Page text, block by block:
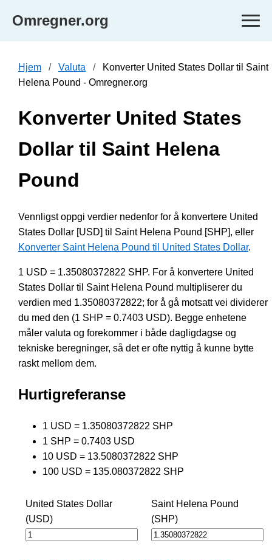
Omregner.org
Hjem Valuta
Konverter United States Dollar til Saint
Helena Pound - Omregner.org
Konverter United States
Dollar til Saint Helena
Pound
Vennligst oppgi verdier nedenfor for å konvertere United
States Dollar [USD] til Saint Helena Pound [SHP], eller
Konverter Saint Helena Pound til United States Dollar.
1 USD = 1.35080372822 SHP. For å konvertere United
States Dollar til Saint Helena Pound multipliserer du
verdien med 1.35080372822; for å gå motsatt vei dividerer
du med den (1 SHP = 0.7403 USD). Begge enhetene
måler valuta og forekommer i både dagligdagse og
tekniske beregninger, så det er ofte nyttig å kunne bytte
raskt mellom dem.
Hurtigreferanse
1 USD = 1.35080372822 SHP
1 SHP = 0.7403 USD
10 USD = 13.5080372822 SHP
100 USD = 135.080372822 SHP
United States Dollar
(USD)
Saint Helena Pound
(SHP)